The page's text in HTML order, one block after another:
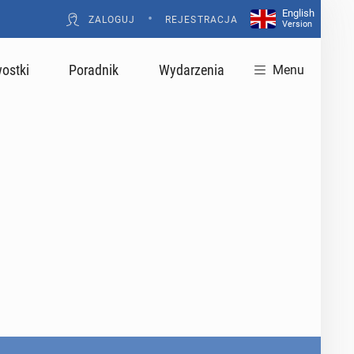
ZALOGUJ • REJESTRACJA
English
Version
Poradnik Wydarzenia Menu